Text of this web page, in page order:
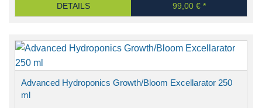
DETAILS 99,00 € *
Advanced Hydroponics Growth/Bloom Excellarator 250
ml